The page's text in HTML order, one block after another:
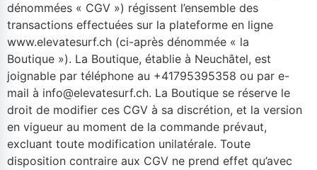
dénommées « CGV ») régissent l’ensemble des
transactions effectuées sur la plateforme en ligne
www.elevatesurf.ch (ci-après dénommée « la
Boutique »). La Boutique, établie à Neuchâtel, est
joignable par téléphone au +41795395358 ou par e-
mail à info@elevatesurf.ch. La Boutique se réserve le
droit de modifier ces CGV à sa discrétion, et la version
en vigueur au moment de la commande prévaut,
excluant toute modification unilatérale. Toute
disposition contraire aux CGV ne prend effet qu’avec